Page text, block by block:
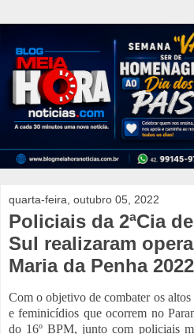
quarta-feira, outubro 05, 2022
Policiais da 2ªCia
Sul realizaram
Maria da Penha 2022
Com o objetivo de combater os
e feminicídios que ocorrem no
do 16º BPM, junto com policiais